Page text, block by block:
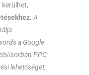
kerülhet,
A
a Google
PPC
lehetőséget.